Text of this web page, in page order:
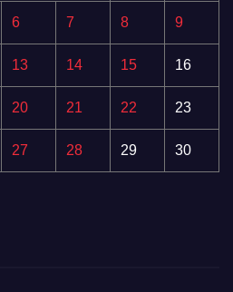
6 7 8 9
13 14 15 16
20 21 22 23
27 28 29 30